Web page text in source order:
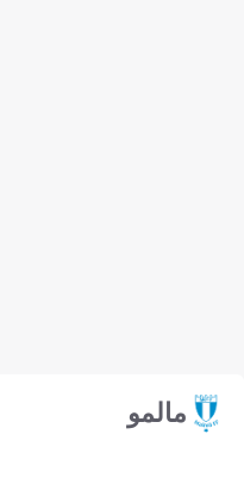
مالمو